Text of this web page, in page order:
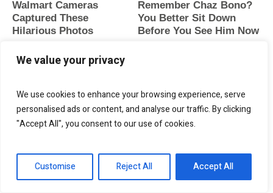
We value your privacy
We use cookies to enhance your browsing experience, serve
personalised ads or content, and analyse our traffic. By clicking
"Accept All", you consent to our use of cookies.
Customise Reject All Accept All